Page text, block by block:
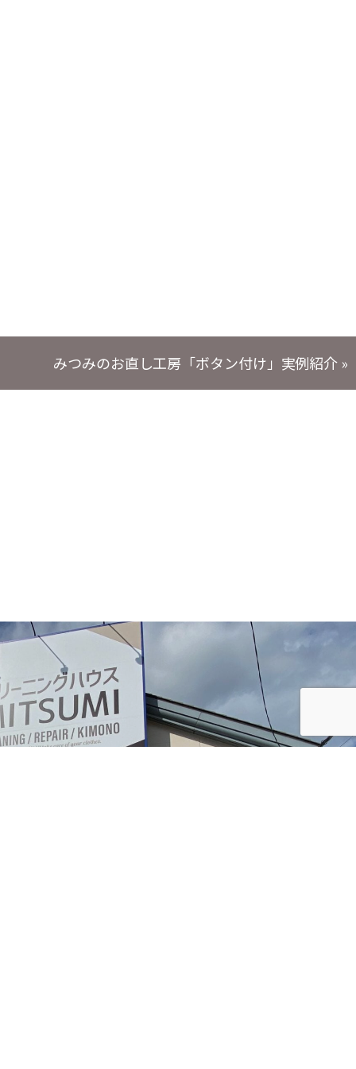
みつみのお直し工房「ボタン付け」実例紹介 »